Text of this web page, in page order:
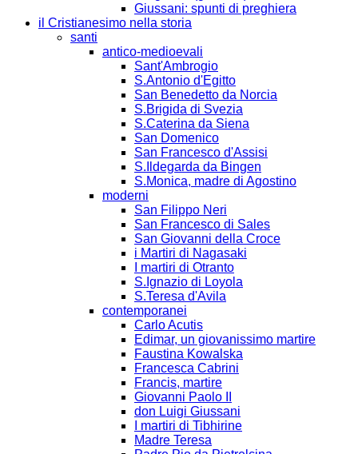
Giussani: spunti di preghiera
il Cristianesimo nella storia
santi
antico-medioevali
Sant'Ambrogio
S.Antonio d'Egitto
San Benedetto da Norcia
S.Brigida di Svezia
S.Caterina da Siena
San Domenico
San Francesco d'Assisi
S.Ildegarda da Bingen
S.Monica, madre di Agostino
moderni
San Filippo Neri
San Francesco di Sales
San Giovanni della Croce
i Martiri di Nagasaki
I martiri di Otranto
S.Ignazio di Loyola
S.Teresa d'Avila
contemporanei
Carlo Acutis
Edimar, un giovanissimo martire
Faustina Kowalska
Francesca Cabrini
Francis, martire
Giovanni Paolo II
don Luigi Giussani
I martiri di Tibhirine
Madre Teresa